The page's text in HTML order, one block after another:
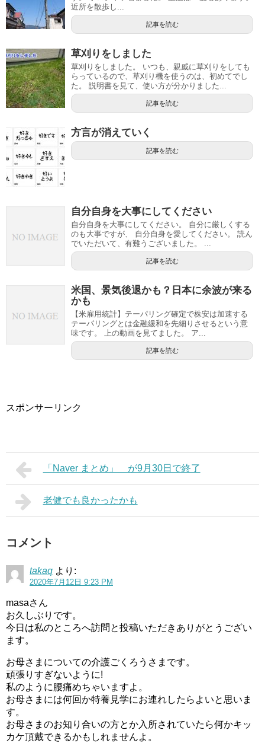
近所を散歩し...
記事を読む
草刈りをしました
草刈りをしました。 いつも、親戚に草刈りをしても
らっているので、草刈り機を使うのは、初めてでし
た。 説明書を見て、使い方が分かりました...
記事を読む
方言が消えていく
記事を読む
自分自身を大事にしてください
自分自身を大事にしてください。 自分に厳しくする
のも大事ですが、 自分自身を愛してください。 読ん
でいただいて、有難うございました。 ...
記事を読む
米国、景気後退かも？日本に余波が来る
かも
【米雇用統計】テーパリング確定で株安は加速する
テーパリングとは金融緩和を先細りさせるという意
味です。 上の動画を見てました。 ア...
記事を読む
スポンサーリンク
「Naver まとめ」 が9月30日で終了
老健でも良かったかも
コメント
takaq より:
2020年7月12日 9:23 PM
masaさん
お久しぶりです。
今日は私のところへ訪問と投稿いただきありがとうござい
ます。
お母さまについての介護ごくろうさまです。
頑張りすぎないように!
私のように腰痛めちゃいますよ。
お母さまには何回か特養見学にお連れしたらよいと思いま
す。
お母さまのお知り合いの方とか入所されていたら何かキッ
カケ頂戴できるかもしれませんよ。